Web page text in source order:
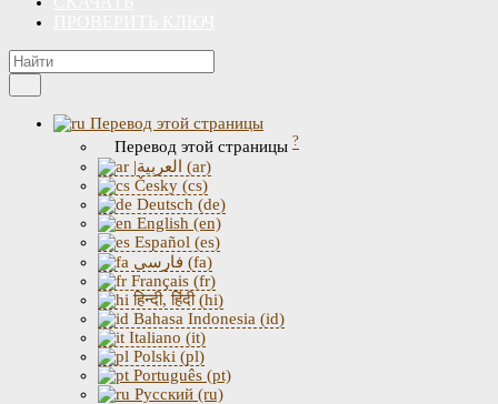
Перевод этой страницы
Перевод этой страницы ?
|العربية (ar)
Česky (cs)
Deutsch (de)
English (en)
Español (es)
فارسی (fa)
Français (fr)
हिन्दी, हिंदी (hi)
Bahasa Indonesia (id)
Italiano (it)
Polski (pl)
Português (pt)
Русский (ru)